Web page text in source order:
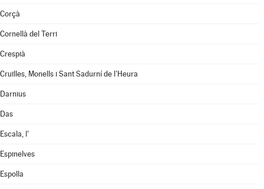
Corçà
Cornellà del Terri
Crespià
Cruïlles, Monells i Sant Sadurní de l'Heura
Darnius
Das
Escala, l'
Espinelves
Espolla